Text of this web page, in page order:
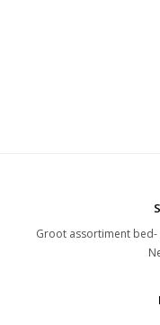
Groot assortiment